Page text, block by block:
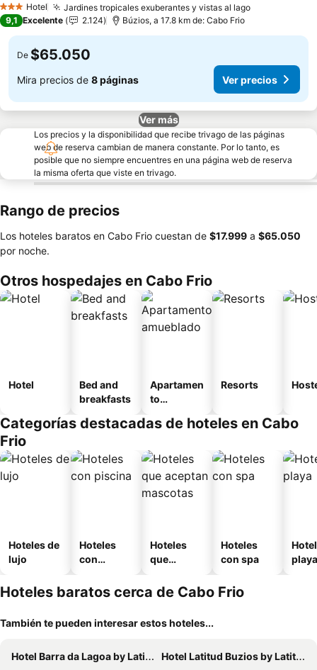
3 Estrellas
Hotel Jardines tropicales exuberantes y vistas al lagoVer precios
9,1 Excelente 2.124 Búzios, a 17.8 km de: Cabo Frio
De $65.050
Mira precios de 8 páginas Ver precios
Ver más
Los precios y la disponibilidad que recibe trivago de las páginas
web de reserva cambian de manera constante. Por lo tanto, es
posible que no siempre encuentres en una página web de reserva
la misma oferta que viste en trivago.
Rango de precios
Los hoteles baratos en Cabo Frio cuestan de ‎$17.999 a ‎$65.050
por noche.
Otros hospedajes en Cabo Frio
Hotel
Bed and
breakfasts
Apartamen
to
o
Resorts
Categorías destacadas de hoteles en Cabo
Frio
Hoteles de
lujo
Hoteles
con
Hoteles
que
mascotas
Hoteles
con spa
playa
Hoteles baratos cerca de Cabo Frio
También te pueden interesar estos hoteles...
Hotel Barra da Lagoa by Latitud Hoteles
Hotel Latitud Buzios by Latitud Hoteles